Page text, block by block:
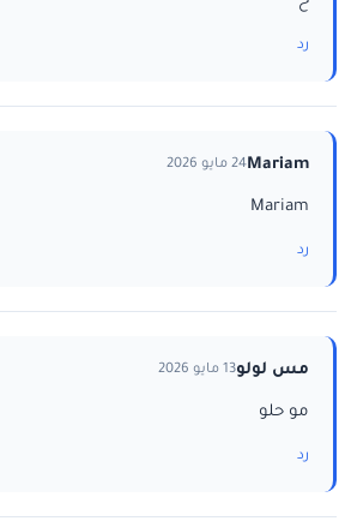
رد
Mariam24 مايو 2026
Mariam
رد
مس لولو13 مايو 2026
مو حلو
رد